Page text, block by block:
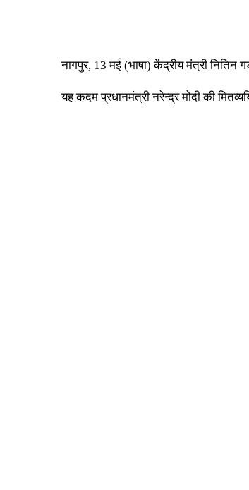
नागपुर, 13 मई (भाषा) केंद्रीय मंत्री नितिन
यह कदम प्रधानमंत्री नरेन्द्र मोदी की